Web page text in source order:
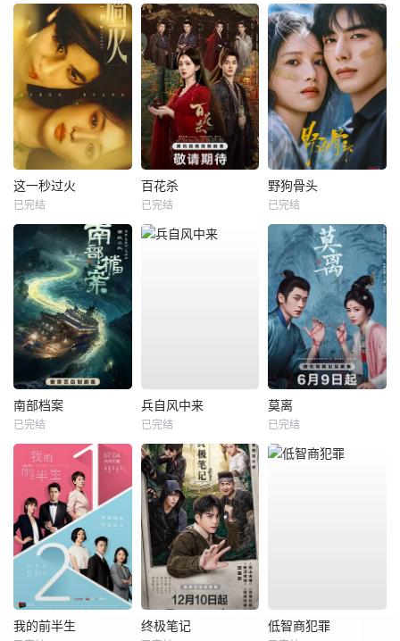
这一秒过火
已完结
百花杀
已完结
野狗骨头
已完结
南部档案
已完结
兵自风中来
已完结
莫离
已完结
我的前半生 终极笔记 低智商犯罪